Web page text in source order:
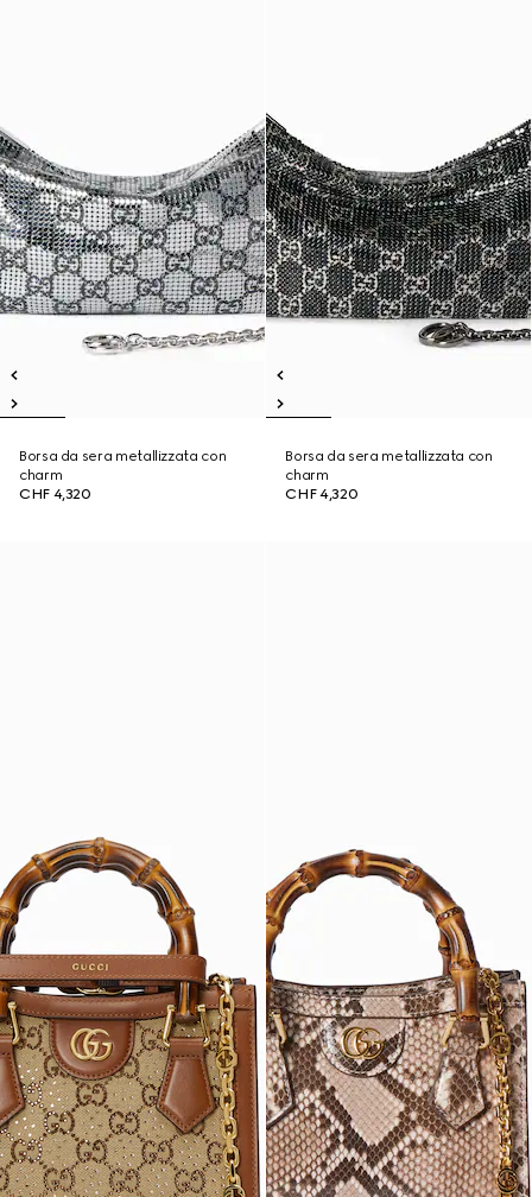
Borsa da sera metallizzata con
charm
CHF 4,320
Borsa da sera metallizzata con
charm
CHF 4,320